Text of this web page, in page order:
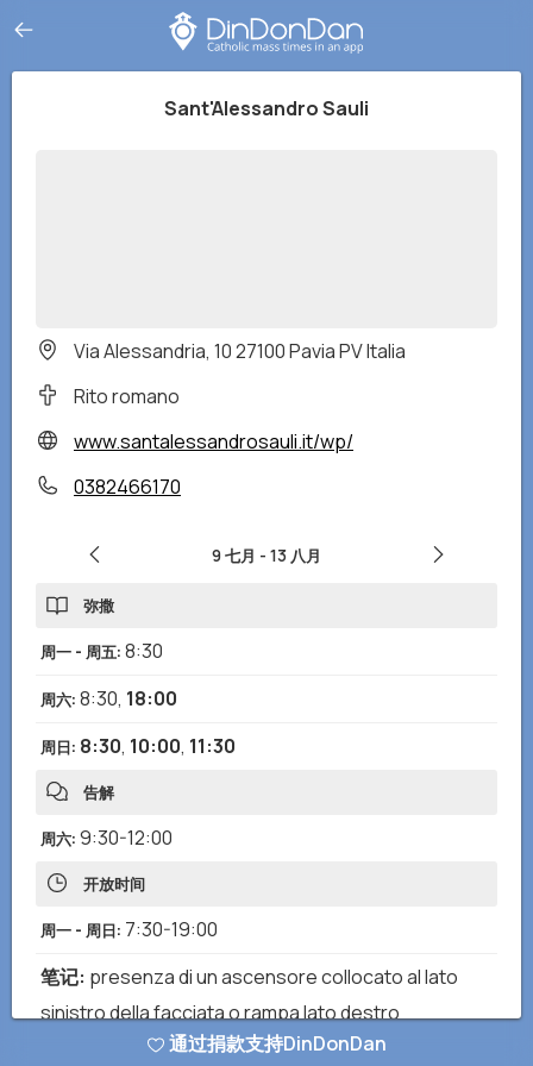
Sant'Alessandro Sauli
Via Alessandria, 10 27100 Pavia PV Italia
Rito romano
www.santalessandrosauli.it/wp/
0382466170
9 七月 - 13 八月
弥撒
周一 - 周五: 8:30
周六: 8:30, 18:00
周日: 8:30, 10:00, 11:30
告解
周六: 9:30-12:00
开放时间
周一 - 周日: 7:30-19:00
笔记: presenza di un ascensore collocato al lato
sinistro della facciata o rampa lato destro
欧卡里斯特崇拜
通过捐款支持DinDonDan